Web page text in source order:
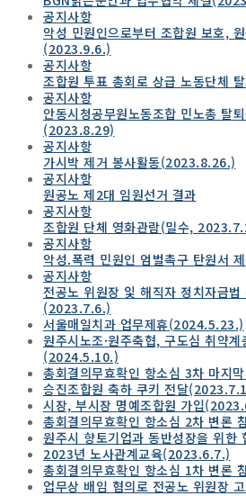
공지사항
악성 민원인으로부터 조합원 보호,
(2023.9.6.)
공지사항
조합원 투표 총회로 상급 노동단체
공지사항
안동시청공무원노동조합 민노총 탈
(2023.8.29)
공지사항
가시박 제거 봉사활동(2023.8.26.)
공지사항
원공노 제2대 임원선거 결과
공지사항
조합원 단체 영화관람(밀수,
공지사항
악성.폭력 민원인 엄벌촉구 탄원서
공지사항
전공노 위원장 잋 해직자 정치자금
(2023.7.6.)
서울매일치과 업무제휴(2024.5.23.)
원주시노조·원주축협, 구도심 취약
(2024.5.10.)
총회결의무효확인 항소심 3차 마지
승진조합원 축하 쿠키 전달
시장, 부시장 명예조합원 가입
총회결의무효확인 항소심 2차 변론
원주시 향토기업과 동반성장을 위
2023년 노사관계교육(2023.6.7.)
총회결의무효확인 항소심 1차 변론
업무상 배임 혐의로 전공노 위원장